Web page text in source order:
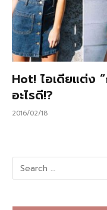
Hot! ไอเดียแต่ง
อะไรดี!?
2016/02/18